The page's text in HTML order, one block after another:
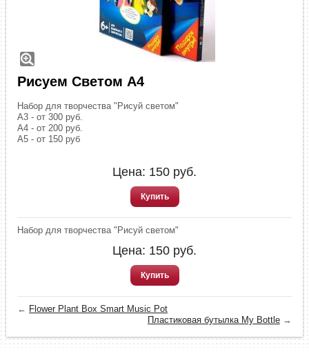
Рисуем Светом А4
Набор для творчества "Рисуй светом"
А3 - от 300 руб.
А4 - от 200 руб.
А5 - от 150 руб
Цена: 150 руб.
Купить
Набор для творчества "Рисуй светом"
Цена: 150 руб.
Купить
← Flower Plant Box Smart Music Pot
Пластиковая бутылка My Bottle→